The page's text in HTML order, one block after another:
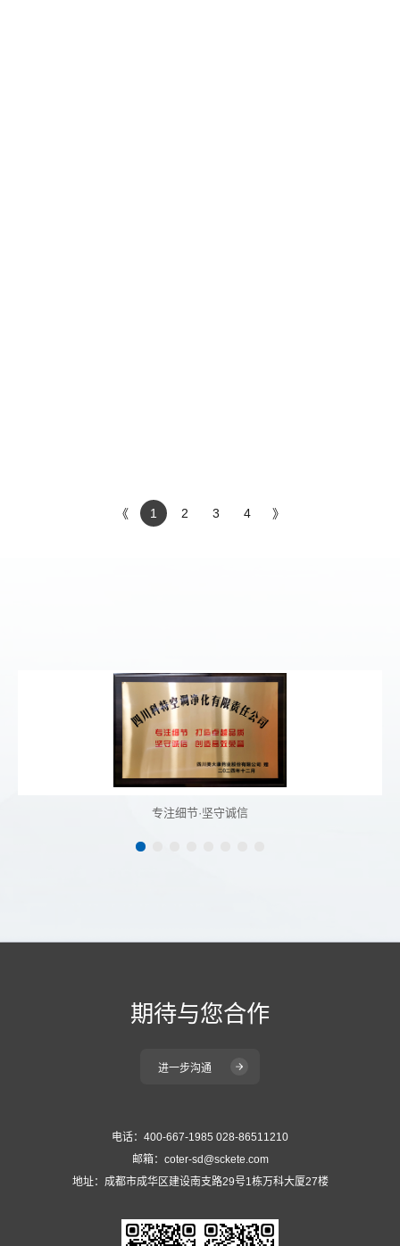
《 1 2 3 4 》
专注细节·坚守诚信
期待与您合作
进一步沟通
电话：400-667-1985 028-86511210
邮箱：coter-sd@sckete.com
地址：成都市成华区建设南支路29号1栋万科大厦27楼